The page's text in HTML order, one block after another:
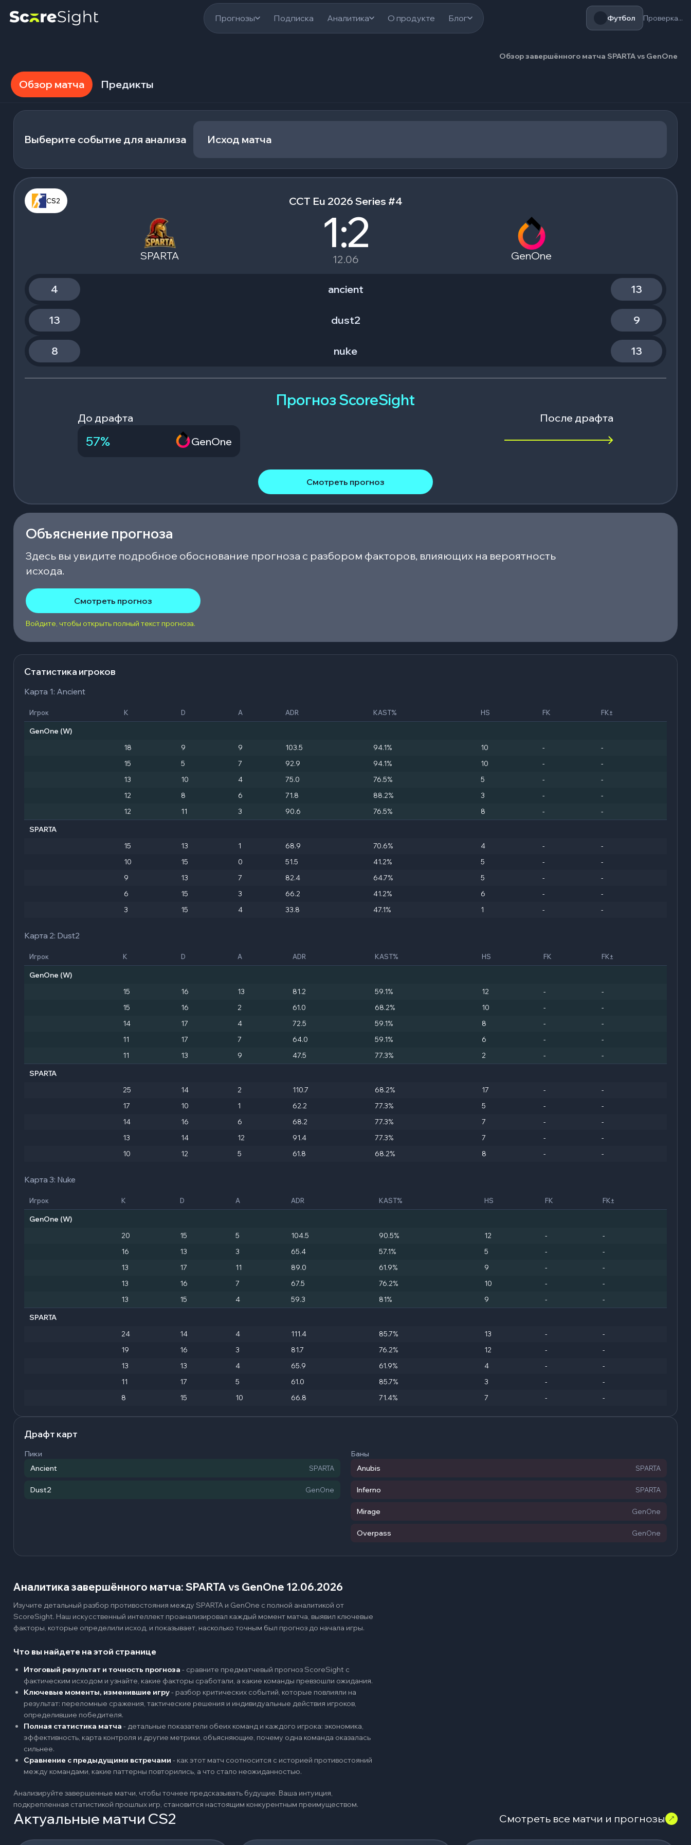
Прогнозы Подписка Аналитика О продукте Блог Футбол Проверка...
Обзор завершённого матча SPARTA vs GenOne
Обзор матча Предикты
Выберите событие для анализа Исход матча
CS2 CCT Eu 2026 Series #4
SPARTA 1:2
12.06 GenOne
4 ancient 13
13 dust2 9
8 nuke 13
Прогноз ScoreSight
До драфта После драфта
57% GenOne
Смотреть прогноз
Объяснение прогноза
Здесь вы увидите подробное обоснование прогноза с разбором факторов, влияющих на вероятность
исхода.
Смотреть прогноз
Войдите, чтобы открыть полный текст прогноза.
Статистика игроков
Карта 1: Ancient
Игрок K D A ADR KAST% HS FK FK±
GenOne (W)
18 9 9 103.5 94.1% 10 -
-
15
5 7 92.9 94.1% 10 -
-
13
10 4 75.0 76.5% 5 -
-
12
8 6 71.8 88.2% 3 -
-
12
11 3 90.6 76.5% 8 - -
SPARTA
15 13 1 68.9 70.6% 4 -
-
10
15 0 51.5 41.2% 5 -
-
9
13 7 82.4 64.7% 5 -
-
6
15 3 66.2 41.2% 6 -
-
3
15 4 33.8 47.1% 1 - -
Карта 2: Dust2
Игрок K D A ADR KAST% HS FK FK±
GenOne (W)
15 16 13 81.2 59.1% 12 -
-
15
16 2 61.0 68.2% 10 -
-
14
17 4 72.5 59.1% 8 -
-
11
17 7 64.0 59.1% 6 -
-
11
13 9 47.5 77.3% 2 - -
SPARTA
25 14 2 110.7 68.2% 17 -
-
17
10 1 62.2 77.3% 5 -
-
14
16 6 68.2 77.3% 7 -
-
13
14 12 91.4 77.3% 7 -
-
10
12 5 61.8 68.2% 8 - -
Карта 3: Nuke
Игрок K D A ADR KAST% HS FK FK±
GenOne (W)
20 15 5 104.5 90.5% 12 -
-
16
13 3 65.4 57.1% 5 -
-
13
17 11 89.0 61.9% 9 -
-
13
16 7 67.5 76.2% 10 -
-
13
15 4 59.3 81% 9 - -
SPARTA
24 14 4 111.4 85.7% 13 -
-
19
16 3 81.7 76.2% 12 -
-
13
13 4 65.9 61.9% 4 -
-
11
17 5 61.0 85.7% 3 -
-
8
15 10 66.8 71.4% 7 - -
Драфт карт
Пики
Ancient
SPARTA
Dust2 GenOne
Баны
Anubis
SPARTA
Inferno SPARTA
Mirage GenOne
Overpass GenOne
Аналитика завершённого матча: SPARTA vs GenOne 12.06.2026
Изучите детальный разбор противостояния между SPARTA и GenOne с полной аналитикой от
ScoreSight. Наш искусственный интеллект проанализировал каждый момент матча, выявил ключевые
факторы, которые определили исход, и показывает, насколько точным был прогноз до начала игры.
Что вы найдете на этой странице
Итоговый результат и точность прогноза - сравните предматчевый прогноз ScoreSight с
фактическим исходом и узнайте, какие факторы сработали, а какие команды превзошли ожидания.
Ключевые моменты, изменившие игру- разбор критических событий, которые повлияли на
результат: переломные сражения, тактические решения и индивидуальные действия игроков,
определившие победителя.
Полная статистика матча - детальные показатели обеих команд и каждого игрока: экономика,
эффективность, карта контроля и другие метрики, объясняющие, почему одна команда оказалась
сильнее.
Сравнение с предыдущими встречами - как этот матч соотносится с историей противостояний
между командами, какие паттерны повторились, а что стало неожиданностью.
Анализируйте завершенные матчи, чтобы точнее предсказывать будущие. Ваша интуиция,
подкрепленная статистикой прошлых игр, становится настоящим конкурентным преимуществом.
Актуальные матчи CS2 Смотреть все матчи и прогнозы